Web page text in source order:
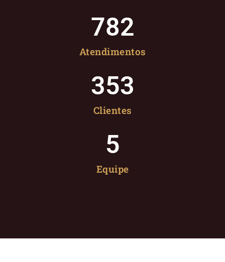
Atendimentos
782
Clientes
353
Equipe
5